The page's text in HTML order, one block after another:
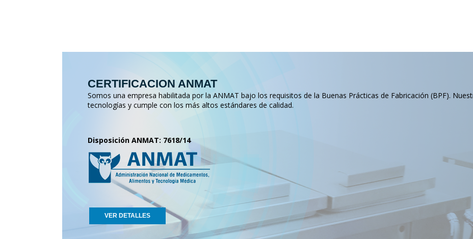
CERTIFICACION ANMAT
Somos una empresa habilitada por la ANMAT bajo los requisitos de la Buenas Prácticas de Fabricación (BPF).
tecnologías y cumple con los más altos estándares de calidad.
Disposición ANMAT: 7618/14
VER DETALLES